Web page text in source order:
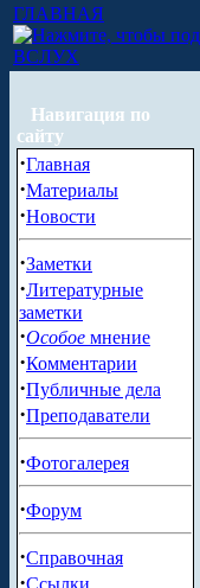
ГЛАВНАЯ
ВСЛУХ
Навигация по
сайту
·Главная
·Материалы
·Новости
·Заметки
·Литературные
заметки
·Особое мнение
·Комментарии
·Публичные дела
·Преподаватели
·Фотогалерея
·Форум
·Справочная
·Ссылки